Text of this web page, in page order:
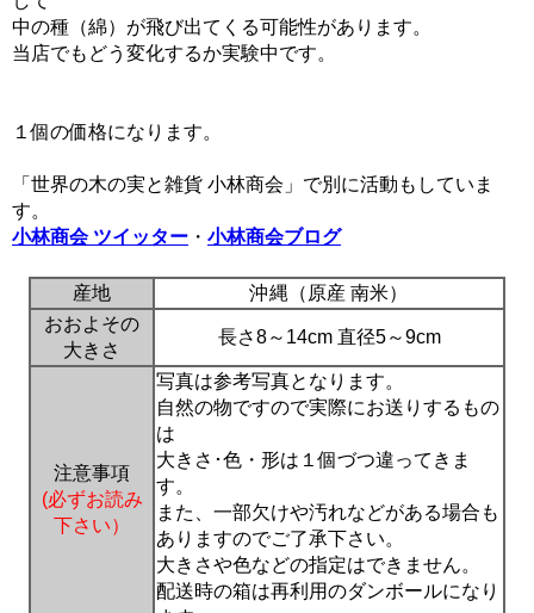
中の種（綿）が飛び出てくる可能性があります。
当店でもどう変化するか実験中です。
１個の価格になります。
「世界の木の実と雑貨 小林商会」で別に活動もしていま
す。
小林商会 ツイッター ・ 小林商会ブログ
産地
沖縄（原産 南米）
おおよその
大きさ
長さ8～14cm 直径5～9cm
注意事項
(必ずお読み
下さい）
写真は参考写真となります。
自然の物ですので実際にお送りするもの
は
大きさ･色・形は１個づつ違ってきま
す。
また、一部欠けや汚れなどがある場合も
ありますのでご了承下さい。
大きさや色などの指定はできません。
配送時の箱は再利用のダンボールになり